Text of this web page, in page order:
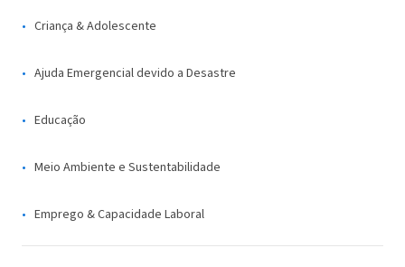
Criança & Adolescente
Ajuda Emergencial devido a Desastre
Educação
Meio Ambiente e Sustentabilidade
Emprego & Capacidade Laboral